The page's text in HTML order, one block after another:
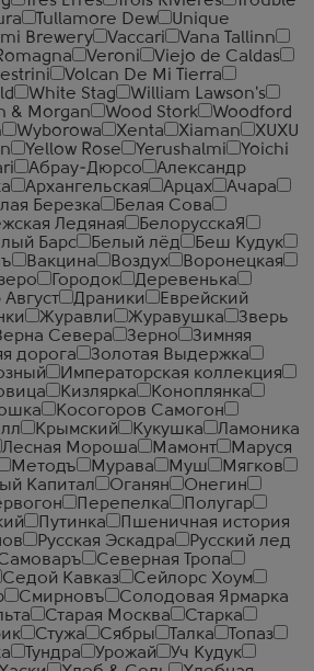
Tullamore Dew
Unique
Brewery Vaccari
Vana Tallinn
Veroni
Viejo de Caldas
Volcan De Mi Tierra
White Stag
William Lawson's
& Morgan Wood Stork
Woodford
Wyborowa Xenta Xiaman
XUXU
Yellow Rose Yerushalmi
Yoichi
Абрау-Дюрсо
Александр
Архангельская Арцах
Ачара
Березка
Белая Сова
Ледяная
БелорусскаЯ
Барс Белый лёд
Беш Кудук
Вакцина Воздух
Воронецкая
Городок
Деревенька
Драники
Еврейский
Журавли Журавушка
Зверь
Севера Зерно
Зимняя
дорога
Золотая Выдержка
Императорская коллекция
Кизлярка
Коноплянка
Косогоров Самогон
Крымский Кукушка
Ламоника
Лесная Мороша Мамонт
Маруся
Методъ Мурава Муш
Мягков
Капитал Оганян
Онегин
Перепелка
Полугар
Путинка
Пшеничная история
Русская Эскадра
Русский лед
Северная Тропа
Седой Кавказ
Сейлорс Хоум
Смирновъ
Солодовая Ярмарка
Старая Москва
Старка
Стужа Сябры Талка
Топаз
Тундра Урожай
Уч Кудук